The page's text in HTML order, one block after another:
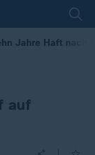
Jahre Haft nach
auf